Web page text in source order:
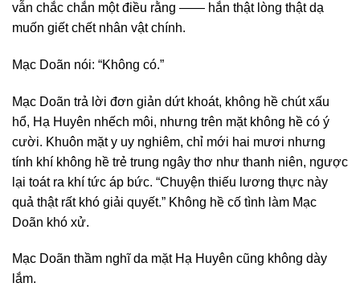
vẫn chắc chắn một điều rằng —— hắn thật lòng thật dạ
muốn giết chết nhân vật chính.
Mạc Doãn nói: “Không có.”
Mạc Doãn trả lời đơn giản dứt khoát, không hề chút xấu
hổ, Hạ Huyên nhếch môi, nhưng trên mặt không hề có ý
cười. Khuôn mặt y uy nghiêm, chỉ mới hai mươi nhưng
tính khí không hề trẻ trung ngây thơ như thanh niên, ngược
lại toát ra khí tức áp bức. “Chuyện thiếu lương thực này
quả thật rất khó giải quyết.” Không hề cố tình làm Mạc
Doãn khó xử.
Mạc Doãn thầm nghĩ da mặt Hạ Huyên cũng không dày
lắm.